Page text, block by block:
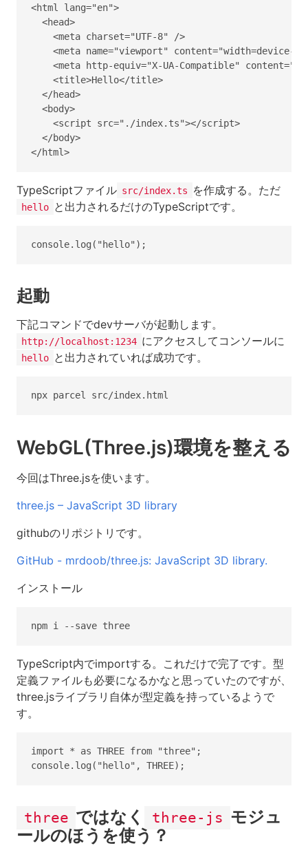
<html lang="en">
  <head>
    <meta charset="UTF-8" />
<meta name="viewport" content="width=device-
<meta http-equiv="X-UA-Compatible"
    <title>Hello</title>
  </head>
  <body>
    <script src="./index.ts"></script>
  </body>
TypeScriptファイル src/index.ts を作成する。ただ
hello と出力されるだけのTypeScriptです。
起動
下記コマンドでdevサーバが起動します。
http://localhost:1234 にアクセスしてコンソールに
hello と出力されていれば成功です。
WebGL(Three.js)環境を整える
今回はThree.jsを使います。
three.js – JavaScript 3D library
githubのリポジトリです。
GitHub - mrdoob/three.js: JavaScript 3D library.
インストール
TypeScript内でimportする。これだけで完了です。型
定義ファイルも必要になるかなと思っていたのですが、
three.jsライブラリ自体が型定義を持っているようで
す。
import * as THREE from "three";
three ではなく three-js モジュ
ールのほうを使う？